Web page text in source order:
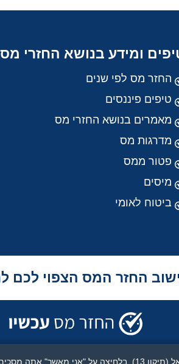
ומידע בנושא החזרי מס
החזר מס לפי שנים
טיפים פיננסים
מאמרים בנושא החזרי מס
מדרגות מס
פטור ממס
מיסים
ביטוח לאומי
החזר המס הצפוי לכם
בעוגיות.